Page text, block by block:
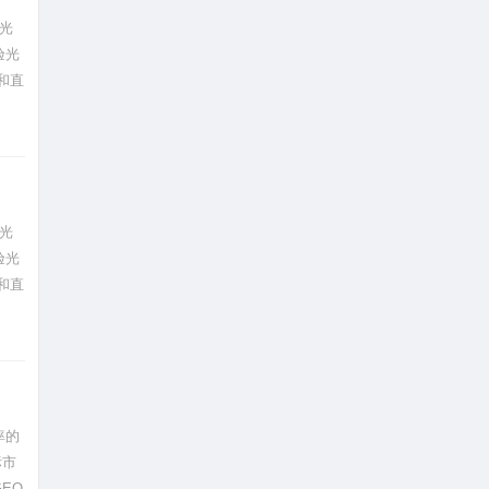
光
直
光
直
的